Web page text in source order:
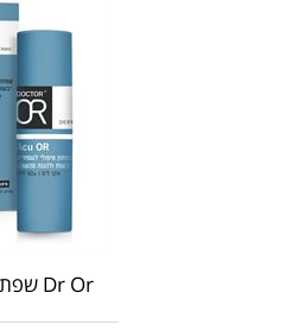
Dr Or שפתון טיפולי